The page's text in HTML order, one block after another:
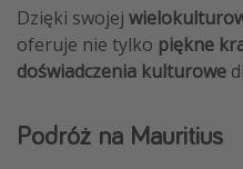
Dzięki swojej
oferuje nie tylko piękne
doświadczenia kulturowe
Podróż na Mauritius